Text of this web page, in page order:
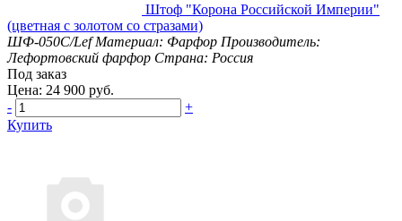
Штоф "Корона Российской Империи"
(цветная с золотом со стразами)
ШФ-050С/Lef Материал: Фарфор Производитель:
Лефортовский фарфор Страна: Россия
Под заказ
Цена: 24 900 руб.
-
+
Купить